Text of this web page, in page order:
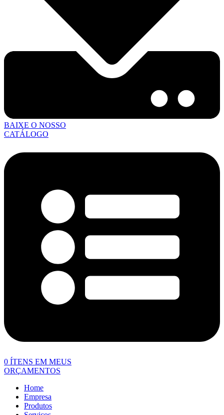
BAIXE O NOSSO
CATÁLOGO
0 ÍTENS EM MEUS
ORÇAMENTOS
Home
Empresa
Produtos